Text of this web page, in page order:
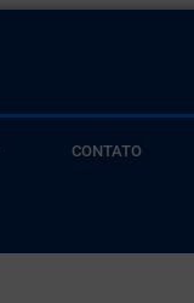
CONTATO